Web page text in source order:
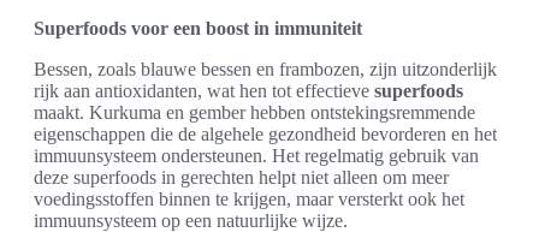
Superfoods voor een boost in immuniteit
Bessen, zoals blauwe bessen en frambozen, zijn uitzonderlijk
rijk aan antioxidanten, wat hen tot effectieve superfoods
maakt. Kurkuma en gember hebben ontstekingsremmende
eigenschappen die de algehele gezondheid bevorderen en het
immuunsysteem ondersteunen. Het regelmatig gebruik van
deze superfoods in gerechten helpt niet alleen om meer
voedingsstoffen binnen te krijgen, maar versterkt ook het
immuunsysteem op een natuurlijke wijze.